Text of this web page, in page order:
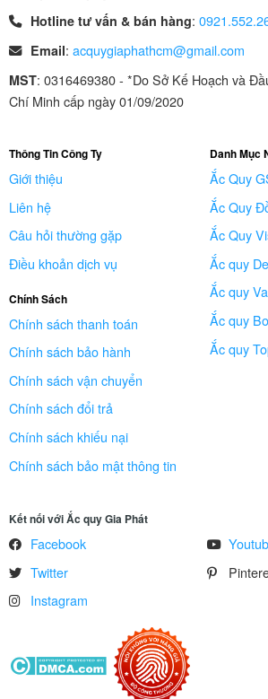
Hotline tư vấn & bán hàng:
Email: acquygiaphathcm@gmail.com
MST: 0316469380 - *Do Sở Kế Hoạch và
Chí Minh cấp ngày 01/09/2020
Thông Tin Công Ty
Giới thiệu
Liên hệ
Câu hỏi thường gặp
Điều khoản dịch vụ
Chính Sách
Chính sách thanh toán
Chính sách bảo hành
Chính sách vận chuyển
Chính sách đổi trả
Chính sách khiếu nại
Chính sách bảo mật thông tin
Danh Mục
Ắc Quy
Ắc Quy
Ắc Quy
Ắc quy
Ắc quy
Ắc quy
Ắc quy
Kết nối với Ắc quy Gia Phát
Facebook
Twitter
Instagram